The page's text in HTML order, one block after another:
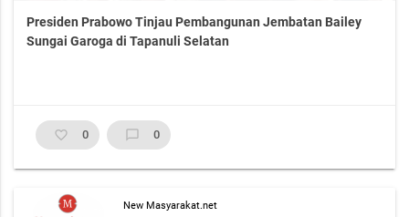
Presiden Prabowo Tinjau Pembangunan Jembatan Bailey
Sungai Garoga di Tapanuli Selatan
favorite_border 0 chat_bubble_outline 0
New Masyarakat.net